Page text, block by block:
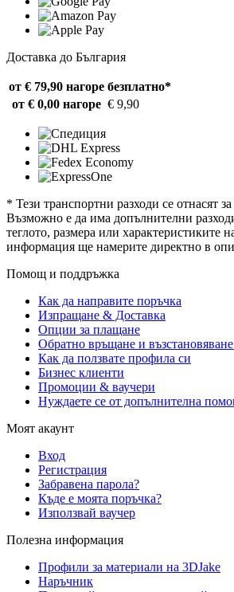
Доставка до България
от € 79,90 нагоре безплатно*
от € 0,00 нагоре € 9,90
* Тези транспортни разходи се отнасят
Възможно е да има допълнителни
теглото, размера или характеристиките
информация ще намерите директно в
Помощ и поддръжка
Как да направите поръчка
Изпращане & Доставка
Опции за плащане
Обратно връщане и
Как да ползвате профила си
Бизнес клиенти
Промоции & ваучери
Нуждаете се от допълнителна
Моят акаунт
Вход
Регистрация
Забравена парола?
Къде е моята поръчка?
Използвай ваучер
Полезна информация
Профили за материали на 3DJake
Наръчник